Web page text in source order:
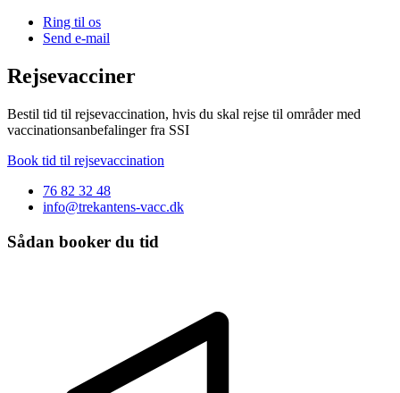
Ring til os
Send e-mail
Rejsevacciner
Bestil tid til rejsevaccination, hvis du skal rejse til områder med
vaccinationsanbefalinger fra SSI
Book tid til rejsevaccination
76 82 32 48
info@trekantens-vacc.dk
Sådan booker du tid